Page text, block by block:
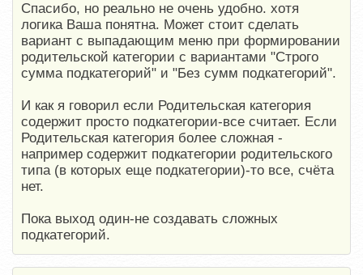
Спасибо, но реально не очень удобно. хотя
логика Ваша понятна. Может стоит сделать
вариант с выпадающим меню при формировании
родительской категории с вариантами "Строго
сумма подкатегорий" и "Без сумм подкатегорий".
И как я говорил если Родительская категория
содержит просто подкатегории-все считает. Если
Родительская категория более сложная -
например содержит подкатегории родительского
типа (в которых еще подкатегории)-то все, счёта
нет.
Пока выход один-не создавать сложных
подкатегорий.